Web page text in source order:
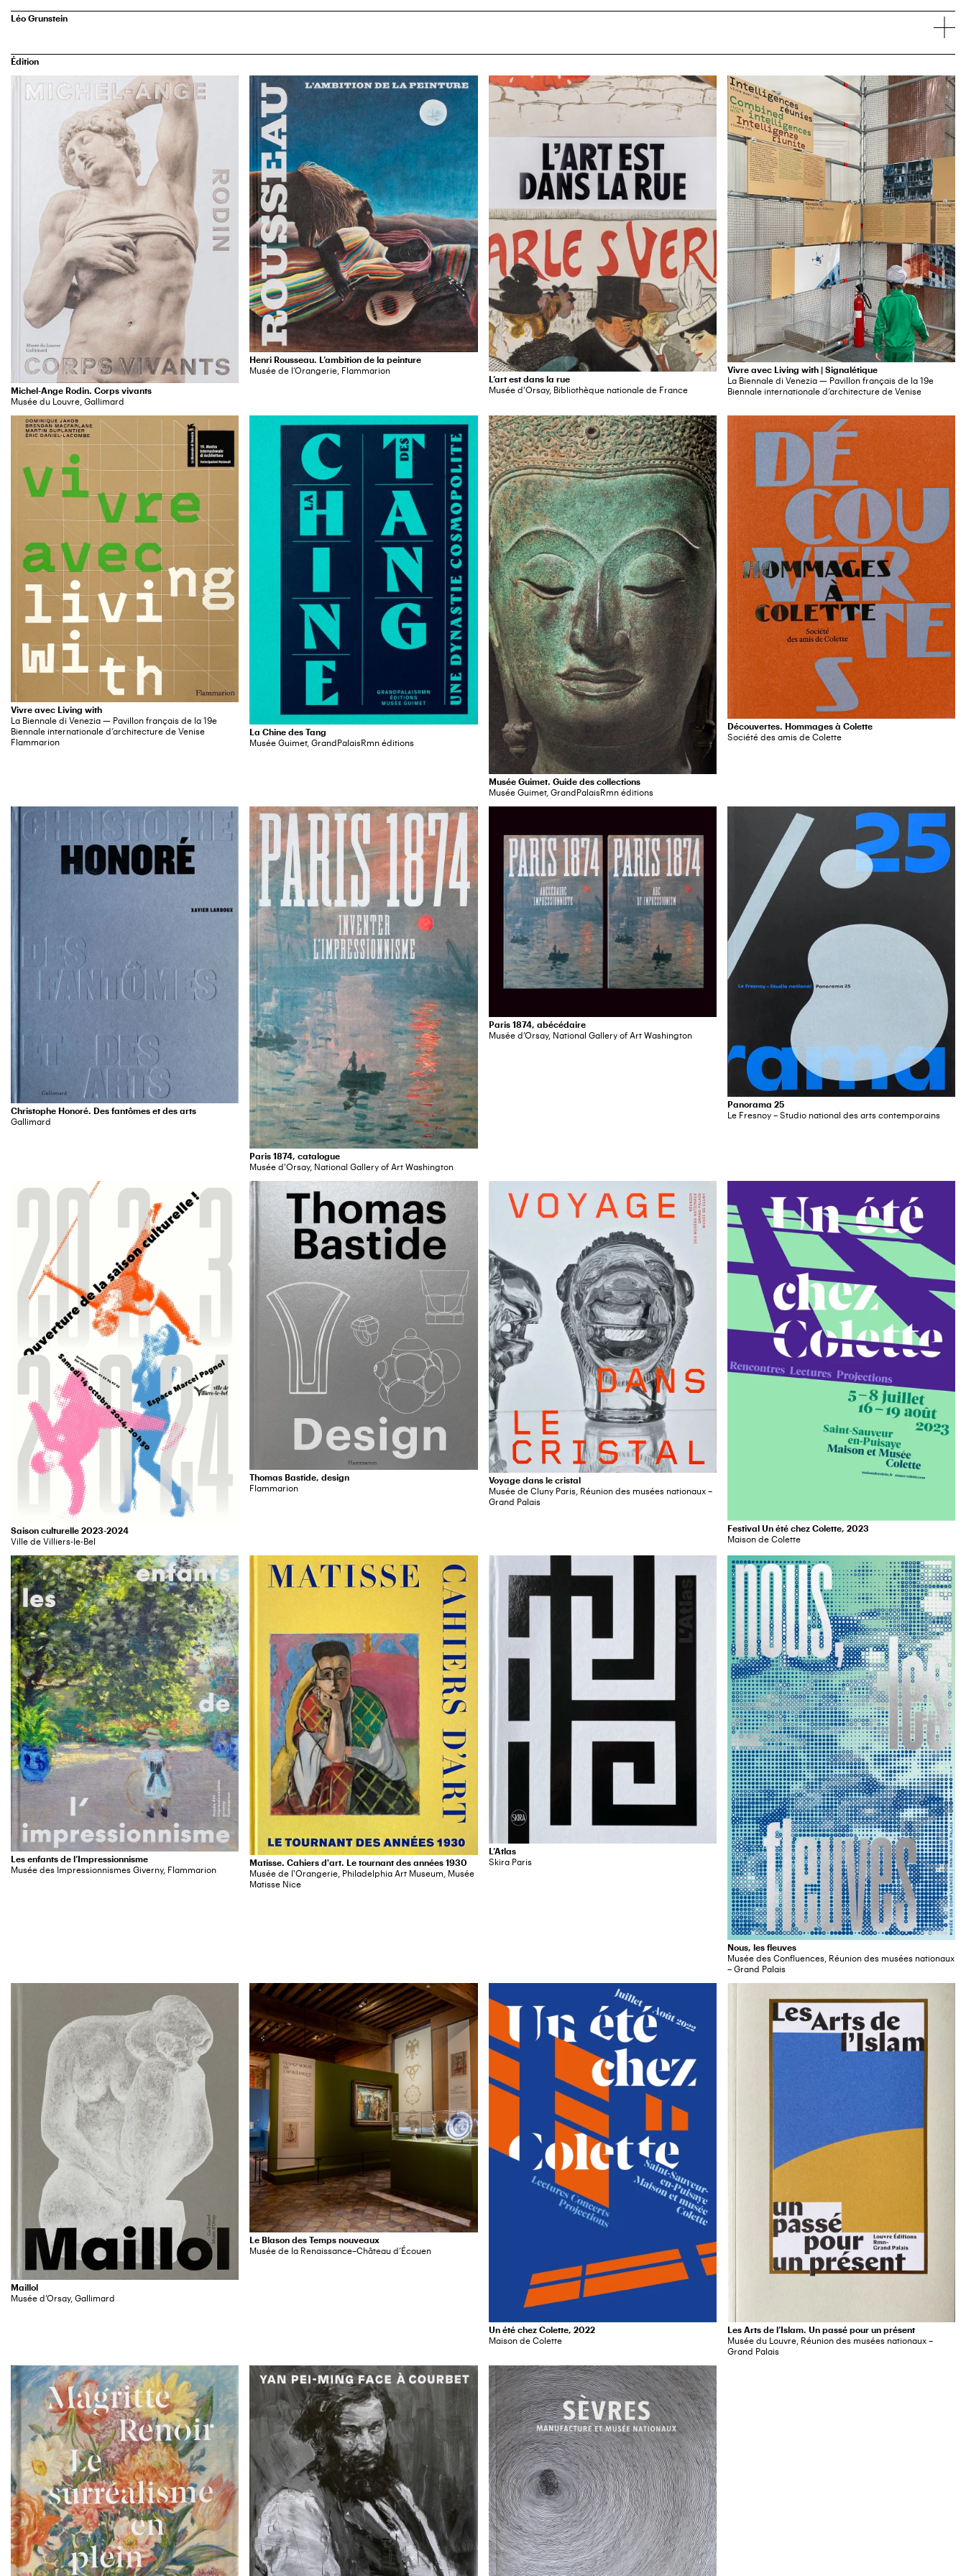
Léo Grunstein
Édition
Michel-Ange Rodin. Corps vivants
Musée du Louvre, Gallimard
Henri Rousseau. L’ambition de la peinture
Musée de l’Orangerie, Flammarion
L’art est dans la rue
Musée d'Orsay, Bibliothèque nationale de France
Vivre avec Living with | Signalétique
La Biennale di Venezia — Pavillon français de la 19e
Biennale internationale d’architecture de Venise
Vivre avec Living with
La Biennale di Venezia — Pavillon français de la 19e
Biennale internationale d’architecture de Venise
Flammarion
La Chine des Tang
Musée Guimet, GrandPalaisRmn éditions
Musée Guimet. Guide des collections
Musée Guimet, GrandPalaisRmn éditions
Découvertes. Hommages à Colette
Société des amis de Colette
Christophe Honoré. Des fantômes et des arts
Gallimard
Paris 1874, catalogue
Musée d'Orsay, National Gallery of Art Washington
Paris 1874, abécédaire
Musée d’Orsay, National Gallery of Art Washington
Panorama 25
Le Fresnoy – Studio national des arts contemporains
Saison culturelle 2023-2024
Ville de Villiers-le-Bel
Thomas Bastide, design
Flammarion
Voyage dans le cristal
Musée de Cluny Paris, Réunion des musées nationaux –
Grand Palais
Festival Un été chez Colette, 2023
Maison de Colette
Les enfants de l’Impressionnisme
Musée des Impressionnismes Giverny, Flammarion
Matisse. Cahiers d'art. Le tournant des années 1930
Musée de l'Orangerie, Philadelphia Art Museum, Musée
Matisse Nice
L’Atlas
Skira Paris
Nous, les fleuves
Musée des Confluences, Réunion des musées nationaux
– Grand Palais
Maillol
Musée d’Orsay, Gallimard
Le Blason des Temps nouveaux
Musée de la Renaissance–Château d’Écouen
Un été chez Colette, 2022
Maison de Colette
Les Arts de l’Islam. Un passé pour un présent
Musée du Louvre, Réunion des musées nationaux –
Grand Palais